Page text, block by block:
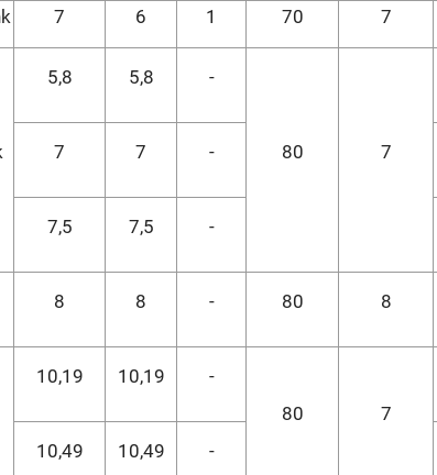
7 6 1 70 7
5,8 5,8 -
80 7
7 7 -
7,5 7,5 -
8 8 - 80 8
10,19 10,19
-
80
7
10,49 10,49 -